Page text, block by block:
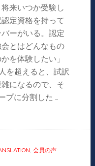
来いつか受験し
定資格を持って
ーがいる。認定
とはどんなもの
を体験したい」
を超えると、試訳
になるので、そ
プに分割した …
会員の声